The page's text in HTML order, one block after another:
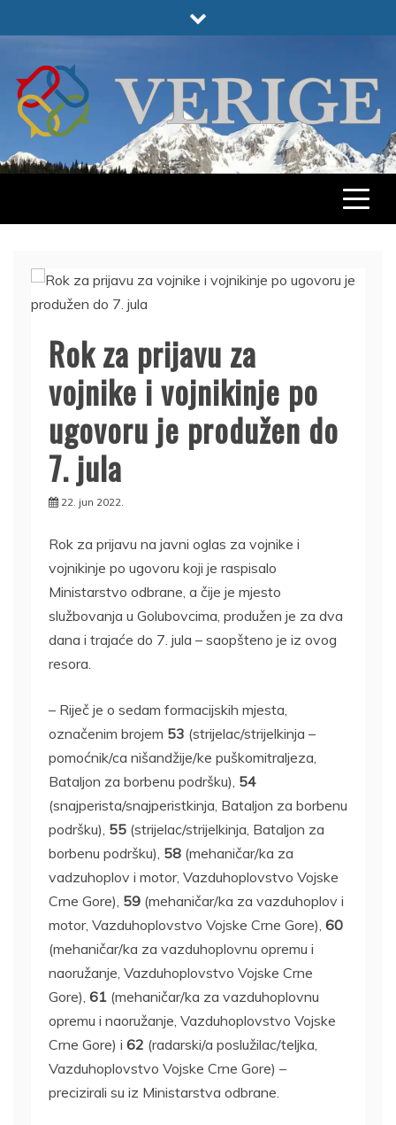
to
VERIGE
ODABRANO
Rok za prijavu za
vojnike i vojnikinje po
ugovoru je produžen do
7. jula
22. jun 2022.
Rok za prijavu na javni oglas za vojnike i
vojnikinje po ugovoru koji je raspisalo
Ministarstvo odbrane, a čije je mjesto
službovanja u Golubovcima, produžen je za dva
dana i trajaće do 7. jula – saopšteno je iz ovog
resora.
– Riječ je o sedam formacijskih mjesta,
označenim brojem 53 (strijelac/strijelkinja –
pomoćnik/ca nišandžije/ke puškomitraljeza,
Bataljon za borbenu podršku), 54
(snajperista/snajperistkinja, Bataljon za borbenu
podršku), 55 (strijelac/strijelkinja, Bataljon za
borbenu podršku), 58 (mehaničar/ka za
vadzuhoplov i motor, Vazduhoplovstvo Vojske
Crne Gore), 59 (mehaničar/ka za vazduhoplov i
motor, Vazduhoplovstvo Vojske Crne Gore), 60
(mehaničar/ka za vazduhoplovnu opremu i
naoružanje, Vazduhoplovstvo Vojske Crne
Gore), 61 (mehaničar/ka za vazduhoplovnu
opremu i naoružanje, Vazduhoplovstvo Vojske
Crne Gore) i 62 (radarski/a poslužilac/teljka,
Vazduhoplovstvo Vojske Crne Gore) –
precizirali su iz Ministarstva odbrane.